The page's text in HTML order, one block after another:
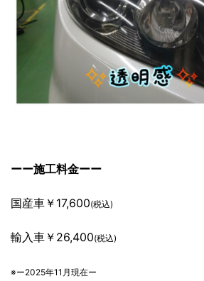
ーー施工料金ーー
国産車￥17,600(税込)
輸入車￥26,400(税込)
※ー2025年11月現在ー